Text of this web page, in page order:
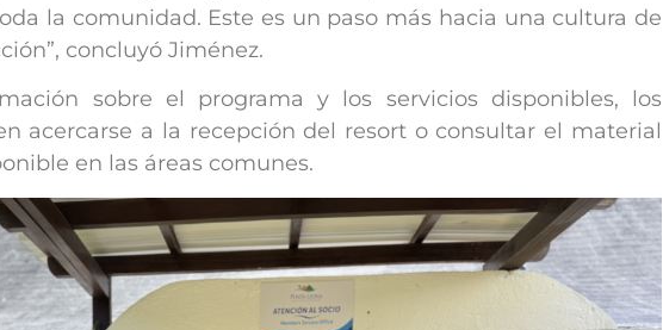
la comunidad. Este es un paso más hacia una cultura de
concluyó Jiménez.
sobre el programa y los servicios disponibles, los
acercarse a la recepción del resort o consultar el material
en las áreas comunes.